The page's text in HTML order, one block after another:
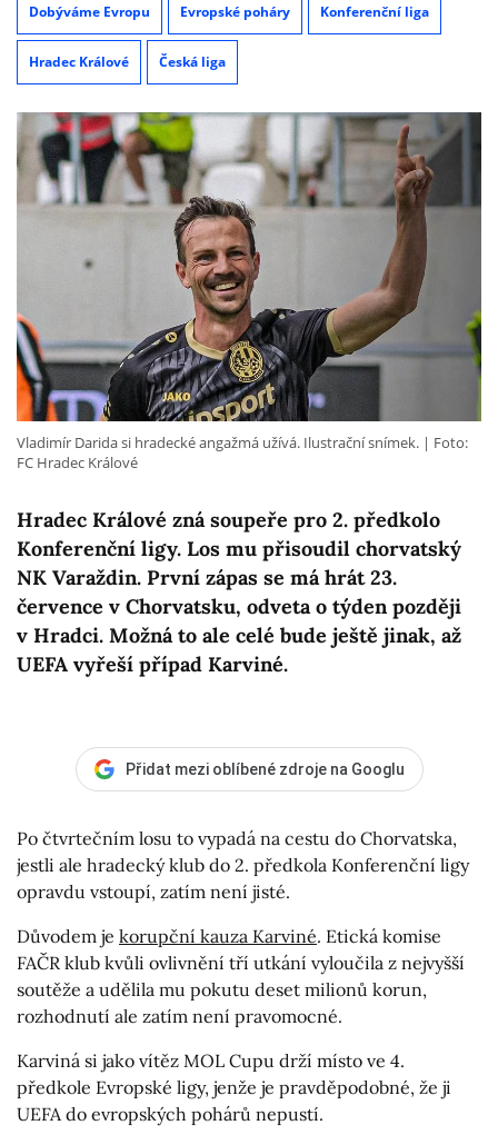
Dobýváme Evropu Evropské poháry Konferenční liga
Hradec Králové Česká liga
Hradec Králové zná soupeře pro 2. předkolo
Konferenční ligy. Los mu přisoudil chorvatský
NK Varaždin. První zápas se má hrát 23.
července v Chorvatsku, odveta o týden později
v Hradci. Možná to ale celé bude ještě jinak, až
UEFA vyřeší případ Karviné.
Vladimír Darida si hradecké angažmá užívá. Ilustrační snímek.
Foto:
FC Hradec Králové
Přidat mezi oblíbené zdroje na Googlu
Po čtvrtečním losu to vypadá na cestu do Chorvatska,
jestli ale hradecký klub do 2. předkola Konferenční ligy
opravdu vstoupí, zatím není jisté.
Důvodem je korupční kauza Karviné. Etická komise
FAČR klub kvůli ovlivnění tří utkání vyloučila z nejvyšší
soutěže a udělila mu pokutu deset milionů korun,
rozhodnutí ale zatím není pravomocné.
Karviná si jako vítěz MOL Cupu drží místo ve 4.
předkole Evropské ligy, jenže je pravděpodobné, že ji
UEFA do evropských pohárů nepustí.